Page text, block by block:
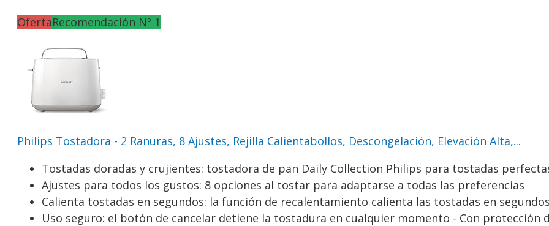
OfertaRecomendación Nº 1
Philips Tostadora - 2 Ranuras, 8 Ajustes, Rejilla Calientabollos, Descongelación, Elevación Alta,...
Tostadas doradas y crujientes: tostadora de pan Daily Collection Philips para tostadas
Ajustes para todos los gustos: 8 opciones al tostar para adaptarse a todas las preferencias
Calienta tostadas en segundos: la función de recalentamiento calienta las tostadas en segundos
Uso seguro: el botón de cancelar detiene la tostadura en cualquier momento - Con protección